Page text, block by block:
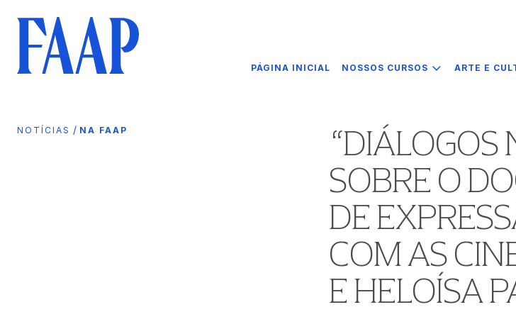
PÁGINA INICIAL NOSSOS CURSOS ARTE E
NOTÍCIAS / NA FAAP
“DIÁLOGOS
SOBRE O
DE
COM AS
E HELOÍSA